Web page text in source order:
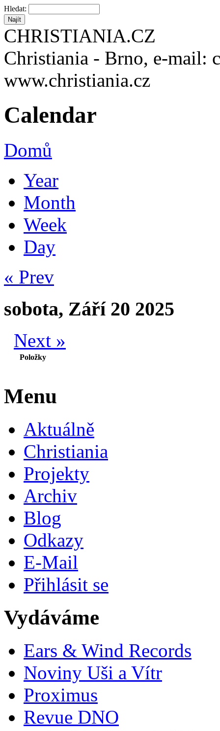
Hledat:
CHRISTIANIA.CZ
Christiania - Brno, e-mail:
www.christiania.cz
Calendar
Domů
Year
Month
Week
Day
« Prev
sobota, Září 20 2025
Next »
Položky
Menu
Aktuálně
Christiania
Projekty
Archiv
Blog
Odkazy
E-Mail
Přihlásit se
Vydáváme
Ears & Wind Records
Noviny Uši a Vítr
Proximus
Revue DNO